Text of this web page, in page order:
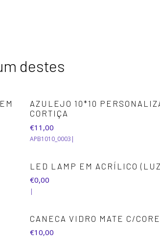
destes
AZULEJO 10*10
CORTIÇA
€11,00
APB1010_0003 |
Esgotado
LED LAMP EM ACRÍLICO
€0,00
|
CANECA VIDRO MATE C/
€10,00